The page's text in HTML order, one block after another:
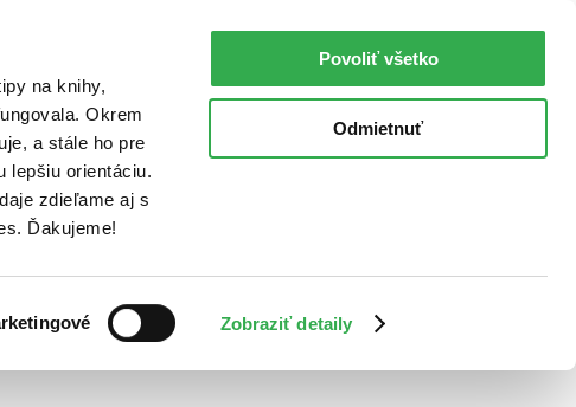
na knihy,
Okrem
a stále ho pre
lepšiu orientáciu.
zdieľame aj s
Ďakujeme!
Zobraziť detaily
Povoliť všetko
Odmietnuť